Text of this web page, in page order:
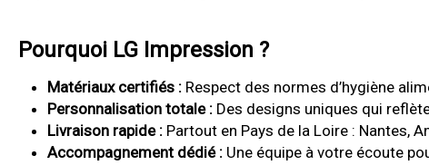
Pourquoi LG Impression ?
Matériaux certifiés : Respect des normes d’hygiène
Personnalisation totale : Des designs uniques qui
Livraison rapide : Partout en Pays de la Loire : Nantes,
Accompagnement dédié : Une équipe à votre écoute